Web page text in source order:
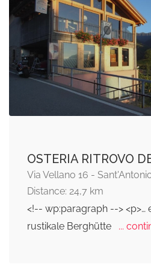
OSTERIA RITROVO
Via Vellano 16 -
Distance: 24,7 km
<!-- wp:paragraph --> <p>…
rustikale Berghütte
...